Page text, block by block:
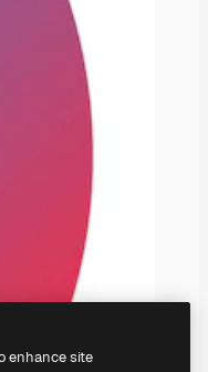
enhance site